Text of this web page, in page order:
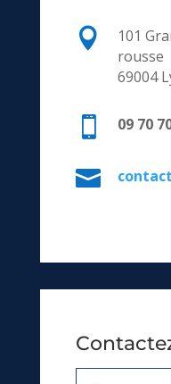

101
rousse
69004
 09 70
